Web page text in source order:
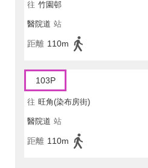
往 竹園邨
醫院道 站
距離 110m
103P
往 旺角(染布房街)
醫院道 站
距離 110m